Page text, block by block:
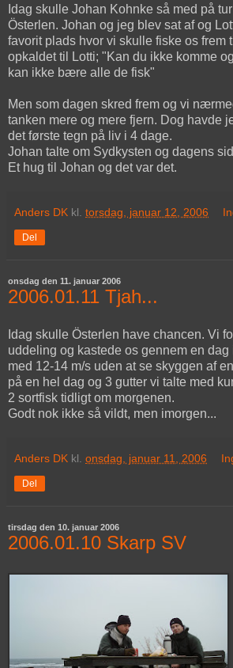
Idag skulle Johan Kohnke så med på
Österlen. Johan og jeg blev sat af og
favorit plads hvor vi skulle fiske os frem
opkaldet til Lotti; "Kan du ikke komme
kan ikke bære alle de fisk"
Men som dagen skred frem og vi
tanken mere og mere fjern. Dog havde
det første tegn på liv i 4 dage.
Johan talte om Sydkysten og dagens
Et hug til Johan og det var det.
Anders DK kl. torsdag, januar 12, 2006
Del
onsdag den 11. januar 2006
2006.01.11 Tjah...
Idag skulle Österlen have chancen. Vi
uddeling og kastede os gennem en dag
med 12-14 m/s uden at se skyggen af
på en hel dag og 3 gutter vi talte med
2 sortfisk tidligt om morgenen.
Godt nok ikke så vildt, men imorgen...
Anders DK kl. onsdag, januar 11, 2006
Del
tirsdag den 10. januar 2006
2006.01.10 Skarp SV